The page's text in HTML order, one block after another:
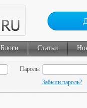
Блоги Статьи
Пароль:
Забыли пароль?